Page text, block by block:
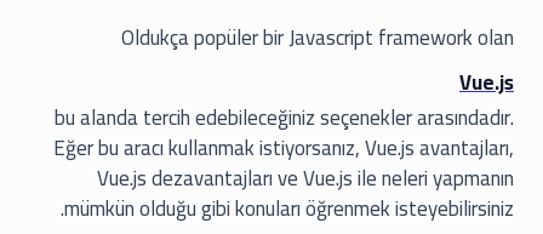
Oldukça popüler bir Javascript framework olan
Vue.js
bu alanda tercih edebileceğiniz seçenekler arasındadır.
Eğer bu aracı kullanmak istiyorsanız, Vue.js avantajları,
Vue.js dezavantajları ve Vue.js ile neleri yapmanın
mümkün olduğu gibi konuları öğrenmek isteyebilirsiniz.